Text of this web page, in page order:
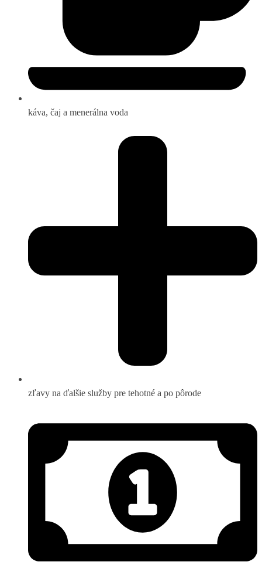
káva, čaj a menerálna voda
zľavy na ďalšie služby pre tehotné a po pôrode